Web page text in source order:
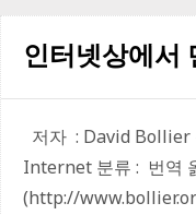
둔
개
관
프
랑
인터넷상에서
저자 : David Bollier
Internet 분류 : 번역
(http://